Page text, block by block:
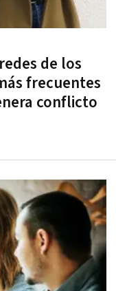
de los
frecuentes
conflicto